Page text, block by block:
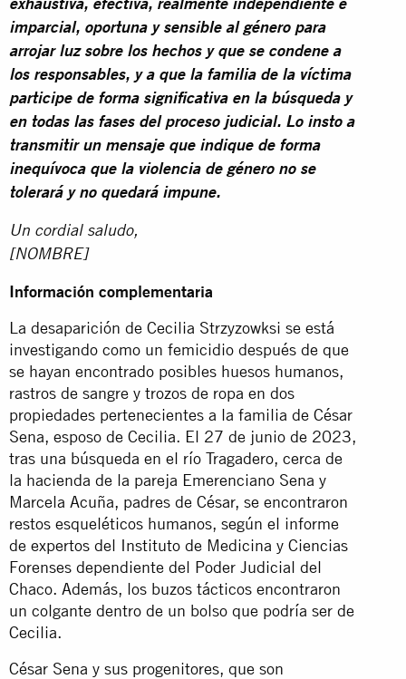
exhaustiva, efectiva, realmente independiente e
imparcial, oportuna y sensible al género para
arrojar luz sobre los hechos y que se condene a
los responsables, y a que la familia de la víctima
participe de forma significativa en la búsqueda y
en todas las fases del proceso judicial. Lo insto a
transmitir un mensaje que indique de forma
inequívoca que la violencia de género no se
tolerará y no quedará impune.
Un cordial saludo,
[NOMBRE]
Información complementaria
La desaparición de Cecilia Strzyzowksi se está
investigando como un femicidio después de que
se hayan encontrado posibles huesos humanos,
rastros de sangre y trozos de ropa en dos
propiedades pertenecientes a la familia de César
Sena, esposo de Cecilia. El 27 de junio de 2023,
tras una búsqueda en el río Tragadero, cerca de
la hacienda de la pareja Emerenciano Sena y
Marcela Acuña, padres de César, se encontraron
restos esqueléticos humanos, según el informe
de expertos del Instituto de Medicina y Ciencias
Forenses dependiente del Poder Judicial del
Chaco. Además, los buzos tácticos encontraron
un colgante dentro de un bolso que podría ser de
Cecilia.
César Sena y sus progenitores, que son